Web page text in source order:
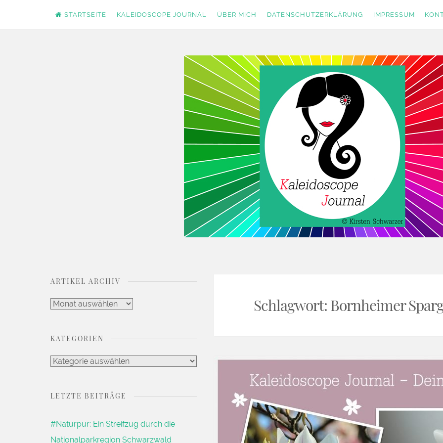
STARTSEITE KALEIDOSCOPE JOURNAL ÜBER MICH DATENSCHUTZERKLÄRUNG IMPRESSUM
Schlagwort: Bornheimer
ARTIKEL ARCHIV
Artikel
KATEGORIEN
Kategorien
LETZTE BEITRÄGE
#Naturpur: Ein Streifzug durch die
Nationalparkregion Schwarzwald